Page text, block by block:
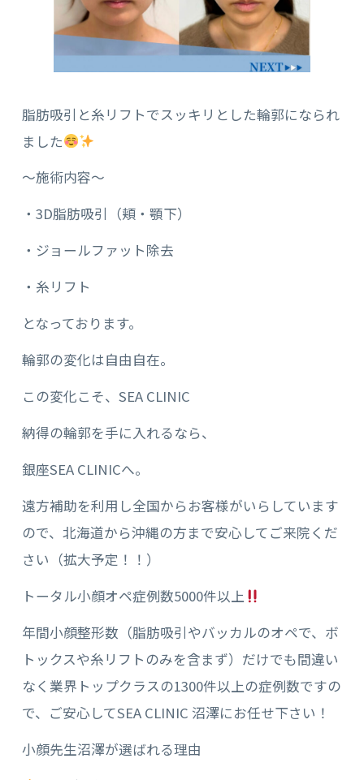
脂肪吸引と糸リフトでスッキリとした輪郭になられ
ました
〜施術内容〜
・3D脂肪吸引（頬・顎下）
・ジョールファット除去
・糸リフト
となっております。
輪郭の変化は自由自在。
この変化こそ、SEA CLINIC
納得の輪郭を手に入れるなら、
銀座SEA CLINICへ。
遠方補助を利用し全国からお客様がいらしています
ので、北海道から沖縄の方まで安心してご来院くだ
さい（拡大予定！！）
トータル小顔オペ症例数5000件以上
年間小顔整形数（脂肪吸引やバッカルのオペで、ボ
トックスや糸リフトのみを含まず）だけでも間違い
なく業界トップクラスの1300件以上の症例数ですの
で、ご安心してSEA CLINIC 沼澤にお任せ下さい！
小顔先生沼澤が選ばれる理由